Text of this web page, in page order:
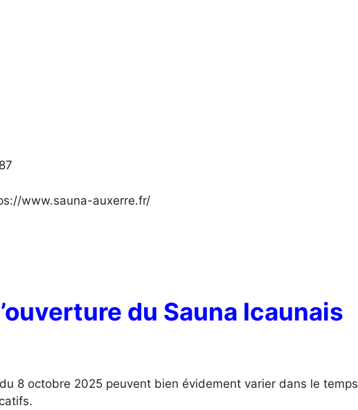
www.sauna-auxerre.fr/
du Sauna Icaunais
8 octobre 2025 peuvent bien évidement varier dans le temps